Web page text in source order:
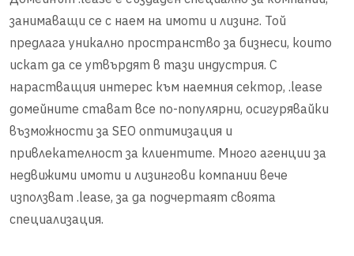
занимаващи се с наем на имоти и лизинг. Той
предлага уникално пространство за бизнеси, които
искат да се утвърдят в тази индустрия. С
нарастващия интерес към наемния сектор, .lease
домейните стават все по-популярни, осигурявайки
възможности за SEO оптимизация и
привлекателност за клиентите. Много агенции за
недвижими имоти и лизингови компании вече
използват .lease, за да подчертаят своята
специализация.